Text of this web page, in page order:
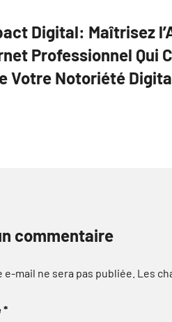
Digital: Maîtrisez
Professionnel Qui
Votre Notoriété
commentaire
e-mail ne sera pas publiée. Les
*